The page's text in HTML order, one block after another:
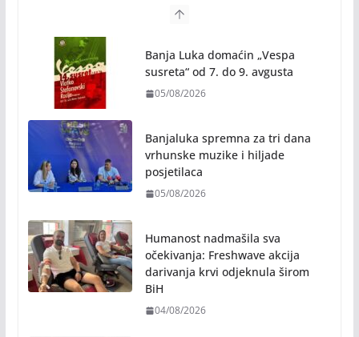
NAJNOVIJE VIJESTI
Banja Luka domaćin „Vespa
susreta“ od 7. do 9. avgusta
05/08/2026
Banjaluka spremna za tri dana
vrhunske muzike i hiljade
posjetilaca
05/08/2026
Humanost nadmašila sva
očekivanja: Freshwave akcija
darivanja krvi odjeknula širom
BiH
04/08/2026